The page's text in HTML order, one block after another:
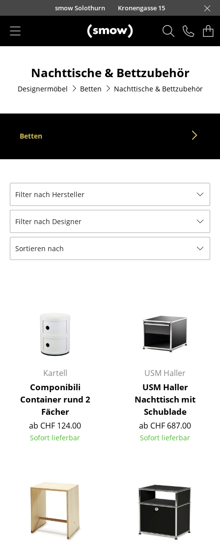
Direkt zum Inhaltsmow Solothurn Kronengasse 15
Sitzmöbel
Esszimmerstühle
Sofas
Sessel
Freischwinger
Barhocker
Hocker
Bänke & Liegen
Schaukelstühle
Bürodrehstühle
Konferenzstühle
Bürosessel
Einzelteile
... alle Sitzmöbel
Beistelltische
Schreibtische
Nachttische & Bettzubehör
Designermöbel Betten Nachttische & Bettzubehör
Betten
Filter nach Hersteller
Filter nach Designer
Sortieren nach
Kartell
Componibili
Container rund 2
Fächer
ab CHF 124.00
Sofort lieferbar
USM Haller
USM Haller
Nachttisch mit
Schublade
ab CHF 687.00
Sofort lieferbar